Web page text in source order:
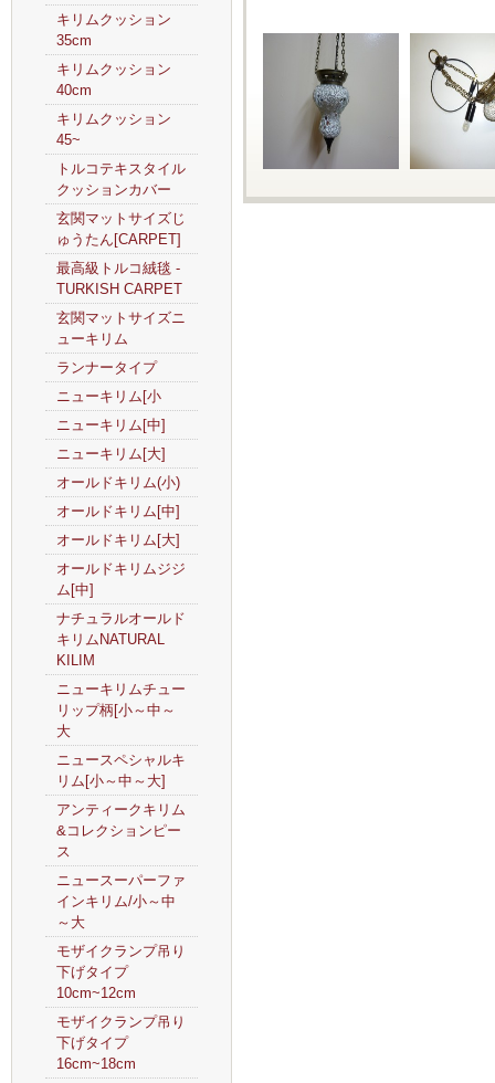
キリムクッション
35cm
キリムクッション
40cm
キリムクッション
45~
トルコテキスタイル
クッションカバー
玄関マットサイズじ
ゅうたん[CARPET]
最高級トルコ絨毯 -
TURKISH CARPET
玄関マットサイズニ
ューキリム
ランナータイプ
ニューキリム[小
ニューキリム[中]
ニューキリム[大]
オールドキリム(小)
オールドキリム[中]
オールドキリム[大]
オールドキリムジジ
ム[中]
ナチュラルオールド
キリムNATURAL
KILIM
ニューキリムチュー
リップ柄[小～中～
大
ニュースペシャルキ
リム[小～中～大]
アンティークキリム
&コレクションピー
ス
ニュースーパーファ
インキリム/小～中
～大
モザイクランプ吊り
下げタイプ
10cm~12cm
モザイクランプ吊り
下げタイプ
16cm~18cm